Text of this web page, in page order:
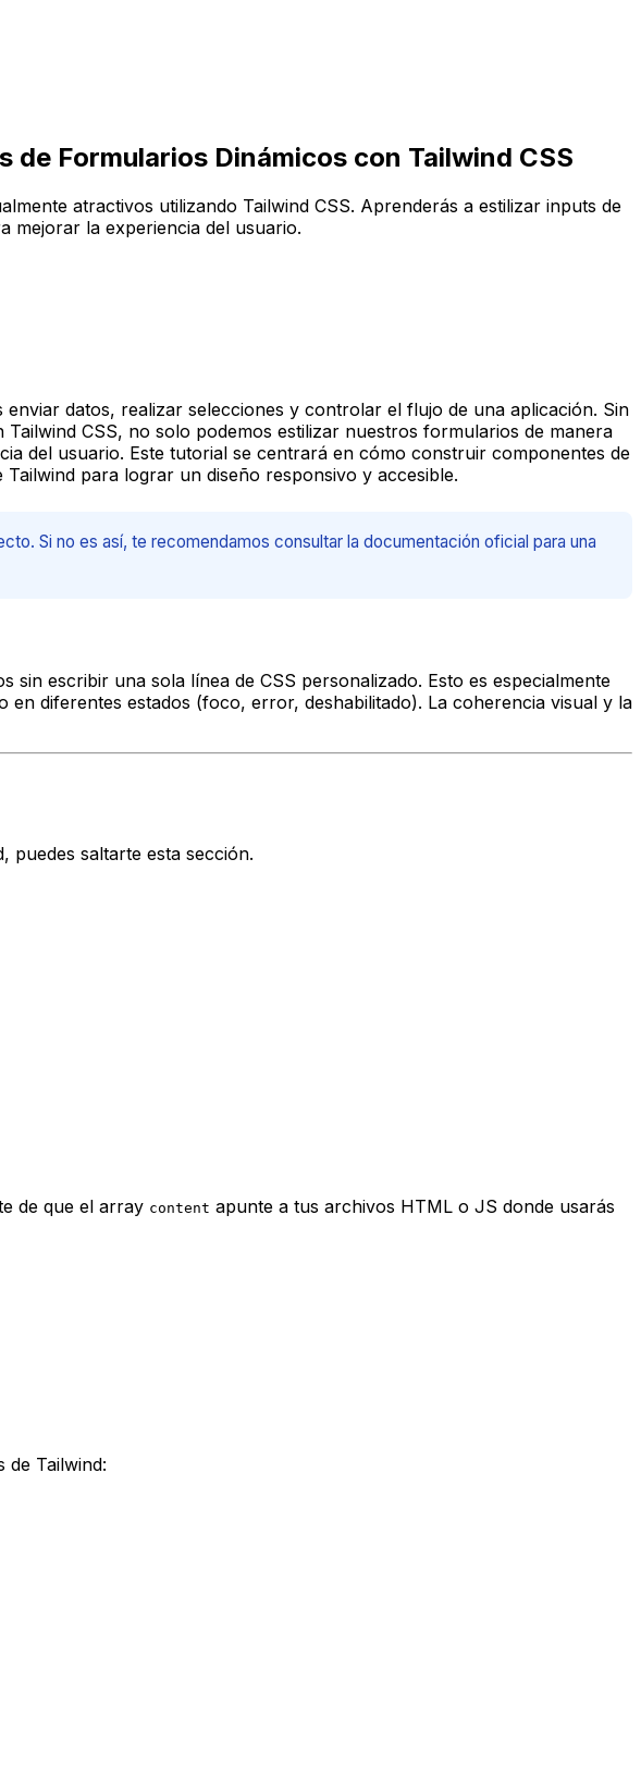
Formularios Dinámicos con Tailwind CSS
atractivos utilizando Tailwind CSS. Aprenderás a estilizar inputs de
mejorar la experiencia del usuario.
datos, realizar selecciones y controlar el flujo de una aplicación. Sin
CSS, no solo podemos estilizar nuestros formularios de manera
del usuario. Este tutorial se centrará en cómo construir componentes de
para lograr un diseño responsivo y accesible.
Si no es así, te recomendamos consultar la documentación oficial para una
escribir una sola línea de CSS personalizado. Esto es especialmente
diferentes estados (foco, error, deshabilitado). La coherencia visual y la
puedes saltarte esta sección.
de que el array content apunte a tus archivos HTML o JS donde usarás
de Tailwind: